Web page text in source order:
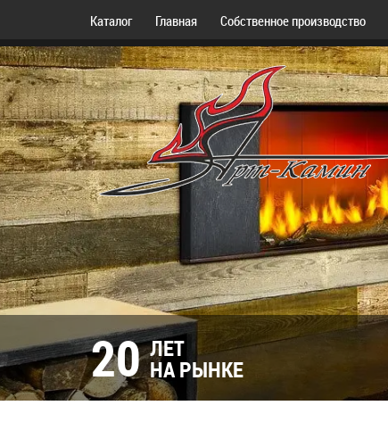
Каталог Главная Собственное производство
20 ЛЕТ
НА РЫНКЕ